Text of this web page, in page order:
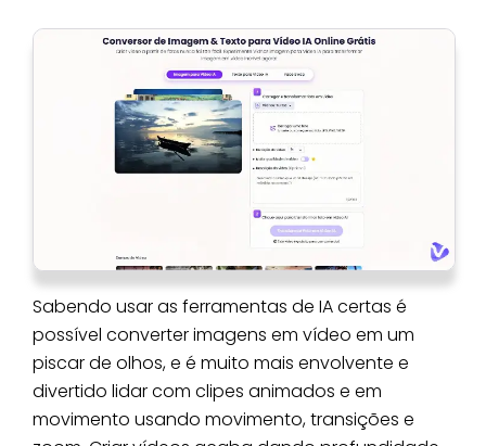
Sabendo usar as ferramentas de IA certas é
possível converter imagens em vídeo em um
piscar de olhos, e é muito mais envolvente e
divertido lidar com clipes animados e em
movimento usando movimento, transições e